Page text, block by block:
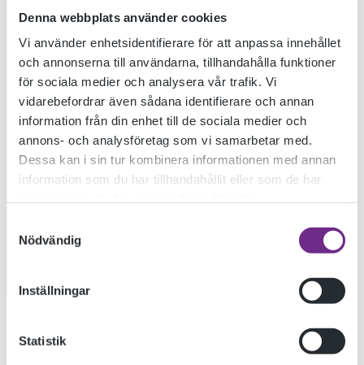
Denna webbplats använder cookies
Vi använder enhetsidentifierare för att anpassa innehållet
och annonserna till användarna, tillhandahålla funktioner
för sociala medier och analysera vår trafik. Vi
vidarebefordrar även sådana identifierare och annan
information från din enhet till de sociala medier och
annons- och analysföretag som vi samarbetar med.
Dessa kan i sin tur kombinera informationen med annan
information som du har tillhandahållit eller som de har
Nödvändig
Inställningar
Statistik
KROPP OCH
KLÄDER PÅ
DESIGNSKOLAN
KROPP OCH KLÄDER PÅ DESIGNSKOLAN